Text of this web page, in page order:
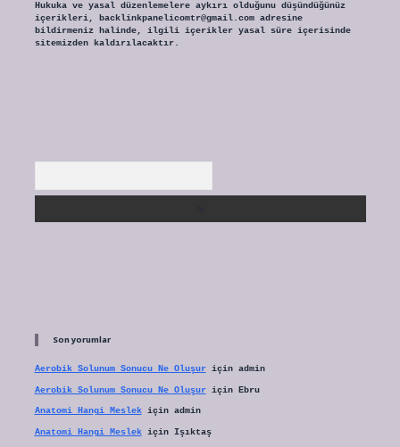
Hukuka ve yasal düzenlemelere aykırı olduğunu düşündüğünüz
içerikleri, backlinkpanelicomtr@gmail.comadresine
bildirmeniz halinde, ilgili içerikler yasal süre içerisinde
sitemizden kaldırılacaktır.
Son yorumlar
Aerobik Solunum Sonucu Ne Oluşuriçin admin
Aerobik Solunum Sonucu Ne Oluşuriçin Ebru
Anatomi Hangi Meslekiçin admin
Anatomi Hangi Meslekiçin Işıktaş